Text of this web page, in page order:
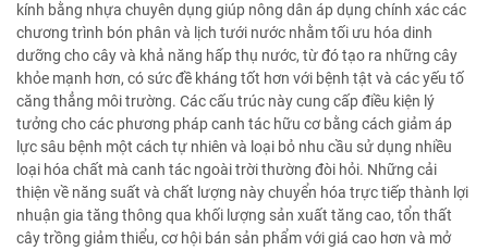
kính bằng nhựa chuyên dụng giúp nông dân áp dụng chính xác các
chương trình bón phân và lịch tưới nước nhằm tối ưu hóa dinh
dưỡng cho cây và khả năng hấp thụ nước, từ đó tạo ra những cây
khỏe mạnh hơn, có sức đề kháng tốt hơn với bệnh tật và các yếu tố
căng thẳng môi trường. Các cấu trúc này cung cấp điều kiện lý
tưởng cho các phương pháp canh tác hữu cơ bằng cách giảm áp
lực sâu bệnh một cách tự nhiên và loại bỏ nhu cầu sử dụng nhiều
loại hóa chất mà canh tác ngoài trời thường đòi hỏi. Những cải
thiện về năng suất và chất lượng này chuyển hóa trực tiếp thành lợi
nhuận gia tăng thông qua khối lượng sản xuất tăng cao, tổn thất
cây trồng giảm thiểu, cơ hội bán sản phẩm với giá cao hơn và mở